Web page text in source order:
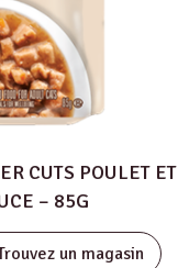
CUTS POULET ET
– 85G
un magasin